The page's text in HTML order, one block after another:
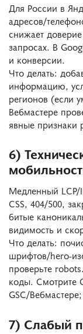
Для России в
адресов/
снижает
запросах. В
и конверсии.
Что делать:
информацию,
регионов (если
Вебмастере
явные признаки
6)
Медленный
CSS, 404/500,
битые
видимость и
Что делать:
шрифтов/hero-
проверьте
коды. Смотрите
GSC/
7) Слабый